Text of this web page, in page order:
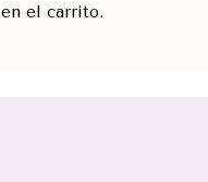
el carrito.